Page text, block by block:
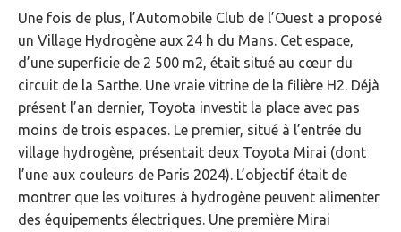
Une fois de plus, l’Automobile Club de l’Ouest a proposé
un Village Hydrogène aux 24 h du Mans. Cet espace,
d’une superficie de 2 500 m2, était situé au cœur du
circuit de la Sarthe. Une vraie vitrine de la filière H2. Déjà
présent l’an dernier, Toyota investit la place avec pas
moins de trois espaces. Le premier, situé à l’entrée du
village hydrogène, présentait deux Toyota Mirai (dont
l’une aux couleurs de Paris 2024). L’objectif était de
montrer que les voitures à hydrogène peuvent alimenter
des équipements électriques. Une première Mirai